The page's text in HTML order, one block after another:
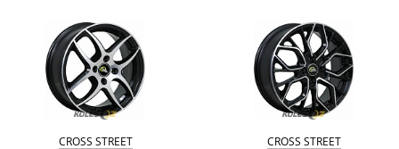
CROSS STREET
CROSS STREET